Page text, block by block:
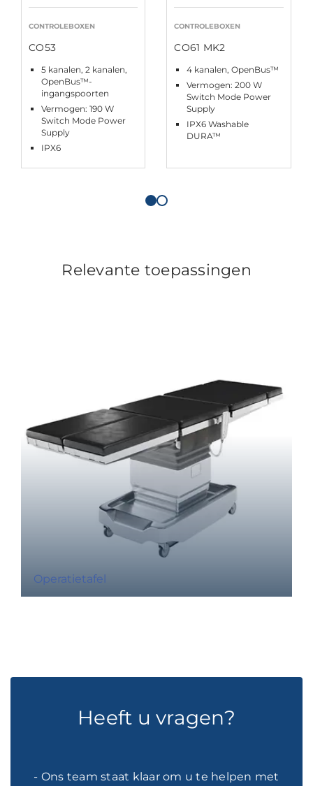
CONTROLEBOXEN
CO53
5 kanalen, 2 kanalen,
OpenBus™-
ingangspoorten
Vermogen: 190 W
Switch Mode Power
Supply
IPX6
CONTROLEBOXEN
CO61 MK2
4 kanalen, OpenBus™
Vermogen: 200 W
Switch Mode Power
Supply
IPX6 Washable
DURA™
Relevante toepassingen
Operatietafel
Heeft u vragen?
- Ons team staat klaar om u te helpen met